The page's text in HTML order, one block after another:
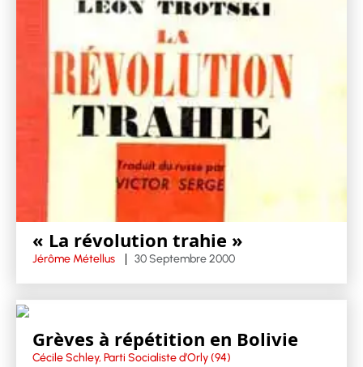
« La révolution trahie »
Jérôme Métellus 30 Septembre 2000
Grèves à répétition en Bolivie
Cécile Schley, Parti Socialiste d’Orly (94)